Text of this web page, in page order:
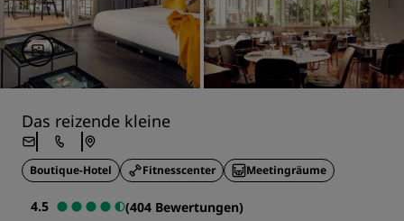
Das reizende kleine
Boutique-Hotel Fitnesscenter Meetingräume
4.5
(404 Bewertungen)